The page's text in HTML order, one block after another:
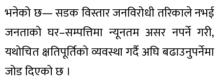
भनेको छ— सडक विस्तार जनविरोधी तरिकाले नभई
जनताको घर–सम्पत्तिमा न्यूनतम असर नपर्ने गरी,
यथोचित क्षतिपूर्तिको व्यवस्था गर्दै अघि बढाउनुपर्नेमा
जोड दिएको छ ।